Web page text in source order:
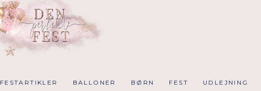
FESTARTIKLER BALLONER BØRN FEST UDLEJNING